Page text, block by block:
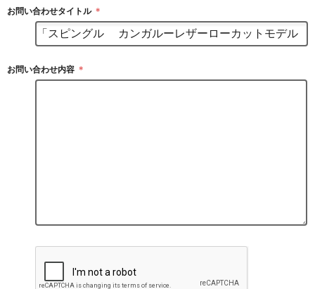
お問い合わせタイトル ＊
お問い合わせ内容 ＊